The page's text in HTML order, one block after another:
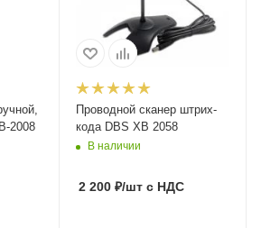
2008
Проводной сканер штрих-
кода DBS XB 2058
В наличии
2 200₽/штс НДС